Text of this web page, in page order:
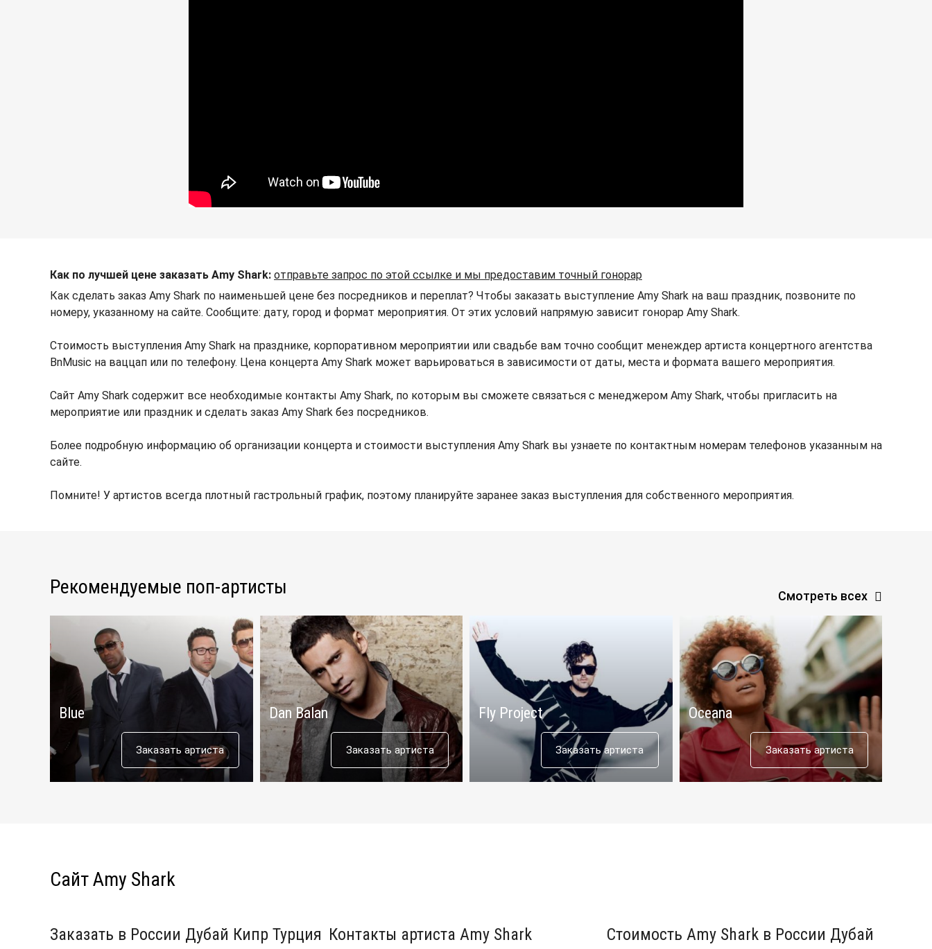
Как по лучшей цене заказать Amy Shark: отправьте запрос по этой ссылке и мы предоставим точный гонорар
Как сделать заказ Amy Shark по наименьшей цене без посредников и переплат? Чтобы заказать выступление Amy Shark на ваш праздник, позвоните по
номеру, указанному на сайте. Сообщите: дату, город и формат мероприятия. От этих условий напрямую зависит гонорар Amy Shark.
Стоимость выступления Amy Shark на празднике, корпоративном мероприятии или свадьбе вам точно сообщит менеждер артиста концертного агентства
BnMusic на ваццап или по телефону. Цена концерта Amy Shark может варьироваться в зависимости от даты, места и формата вашего мероприятия.
Сайт Amy Shark содержит все необходимые контакты Amy Shark, по которым вы сможете связаться с менеджером Amy Shark, чтобы пригласить на
мероприятие или праздник и сделать заказ Amy Shark без посредников.
Более подробную информацию об организации концерта и стоимости выступления Amy Shark вы узнаете по контактным номерам телефонов указанным на
сайте.
Помните! У артистов всегда плотный гастрольный график, поэтому планируйте заранее заказ выступления для собственного мероприятия.
Смотреть всех
Рекомендуемые поп-артисты
Blue
Заказать артиста
Dan Balan
Заказать артиста
Fly Project
Заказать артиста
Oceana
Заказать артиста
Сайт Amy Shark
Заказать в России Дубай Кипр Турция Контакты артиста Amy Shark
Стоимость Amy Shark в России Дубай